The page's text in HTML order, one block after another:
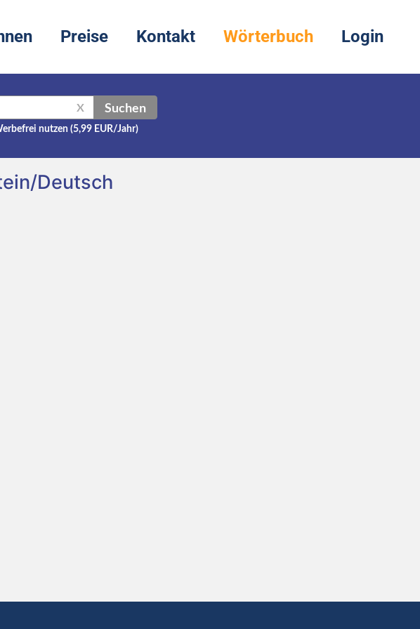
Preise Kontakt Wörterbuch Login
X Suchen
nutzen (5,99 EUR/Jahr)
Deutsch